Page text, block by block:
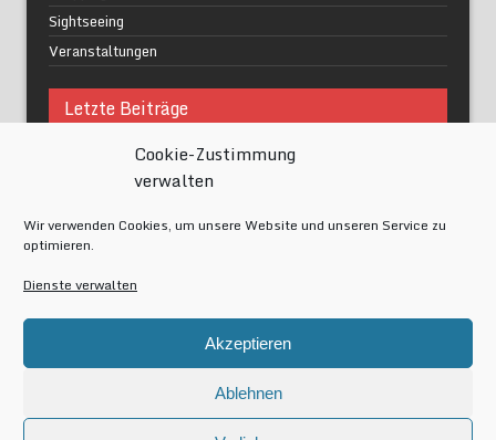
Cookie-Zustimmung
verwalten
Wir verwenden Cookies, um unsere Website und unseren Service zu
optimieren.
Dienste verwalten
Akzeptieren
Ablehnen
Sightseeing
Veranstaltungen
Letzte Beiträge
Was macht urbane Lebensqualität wirklich aus?
Grüne Oasen in Berlin
Festival of Lights Berlin 2024
Gesund schlafen im modernen Alltag
WordPress.org